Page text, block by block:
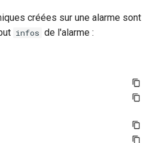
créées sur une alarme sont
infos de l'alarme :